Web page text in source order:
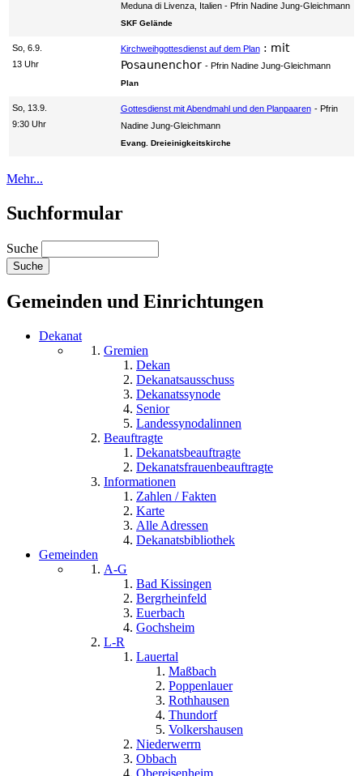
Meduna di Livenza, Italien Pfrin Nadine Jung-Gleichmann
SKF Gelände
So, 6.9.
13 Uhr
Kirchweihgottesdienst auf dem Plan: mit
Posaunenchor
Pfrin Nadine Jung-Gleichmann
Plan
So, 13.9.
9:30 Uhr
Gottesdienst mit Abendmahl und den Planpaaren
Pfrin
Nadine Jung-Gleichmann
Evang. Dreieinigkeitskirche
Mehr...
Suchformular
Suche
Gemeinden und Einrichtungen
Dekanat
Gremien
Dekan
Dekanatsausschuss
Dekanatssynode
Senior
Landessynodalinnen
Beauftragte
Dekanatsbeauftragte
Dekanatsfrauenbeauftragte
Informationen
Zahlen / Fakten
Karte
Alle Adressen
Dekanatsbibliothek
Gemeinden
A-G
Bad Kissingen
Bergrheinfeld
Euerbach
Gochsheim
L-R
Lauertal
Maßbach
Poppenlauer
Rothhausen
Thundorf
Volkershausen
Niederwerrn
Obbach
Obereisenheim